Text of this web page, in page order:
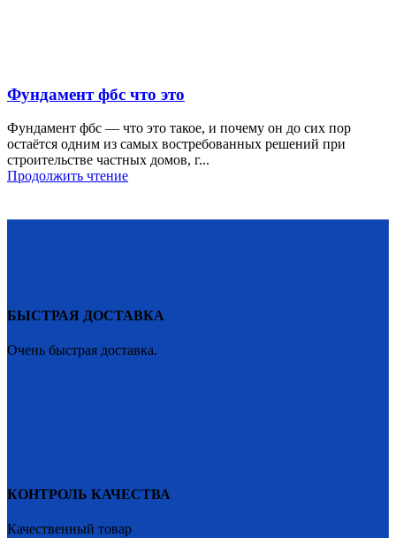
Фундамент фбс что это
Фундамент фбс — что это такое, и почему он до сих пор
остаётся одним из самых востребованных решений при
строительстве частных домов, г...
Продолжить чтение
БЫСТРАЯ ДОСТАВКА
Очень быстрая доставка.
КОНТРОЛЬ КАЧЕСТВА
Качественный товар